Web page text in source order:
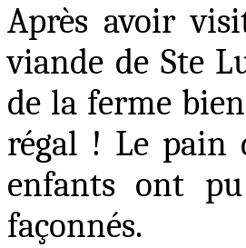
Après avoir
viande de Ste
de la ferme
régal ! Le pain
enfants ont
façonnés.